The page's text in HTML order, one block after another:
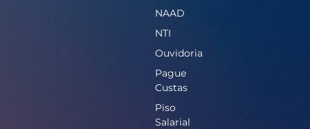
NAAD
NTI
Ouvidoria
Pague
Custas
Piso
Salarial